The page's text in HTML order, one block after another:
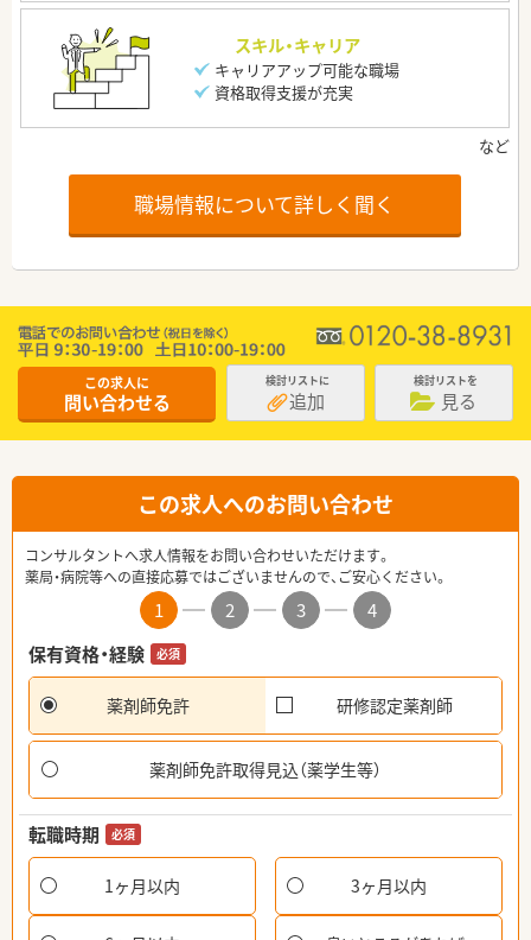
スキル・キャリア
キャリアアップ可能な職場
資格取得支援が充実
職場情報について詳しく聞く
この求人に
問い合わせる
検討リストに
追加
検討リストを
見る
この求人へのお問い合わせ
コンサルタントへ求人情報をお問い合わせいただけます。
薬局・病院等への直接応募ではございませんので、ご安心ください。
1 2 3
4
保有資格・経験
必須
薬剤師免許 研修認定薬剤師
薬剤師免許取得見込（薬学生等）
転職時期 必須
1ヶ月以内 3ヶ月以内